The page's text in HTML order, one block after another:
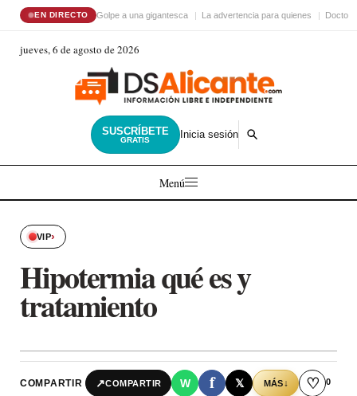
EN DIRECTO Golpe a una gigantesca La advertencia para quienes Doctor
jueves, 6 de agosto de 2026
SUSCRÍBETE
GRATIS Inicia sesión
Menú
VIP›
Hipotermia qué es y
tratamiento
COMPARTIR ↗COMPARTIR W f 𝕏 MÁS↓ ♡ 0